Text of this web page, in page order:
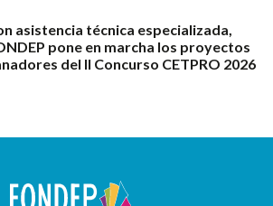
asistencia técnica especializada,
pone en marcha los proyectos
del II Concurso CETPRO 2026